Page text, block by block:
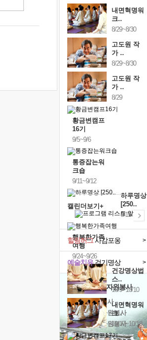
내면혁명워
크..
8/29~8/30
고도원 작
가 ..
8/29~8/30
고도원 작
가 ..
8/29
황금변캠프
16기
9/5~9/6
통증잡는워
크숍
9/11~9/12
하루명상
[250..
9/19
행복한가족
여행
9/24~9/26
건강명상법
스..
10/9~10/10
내면혁명워
크..
10/17~10/18
캘린더보기+
예술치유걷기명상 >
힐링허그사감포옹 >
'옹달샘의 꽃'자원봉사
· 청년 자원봉사
· 금빛청년 자원봉사
· 음식연구 자원봉사